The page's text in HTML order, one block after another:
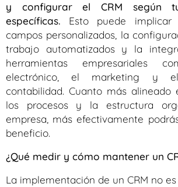
y configurar el CRM según
específicas. Esto puede
campos personalizados, la
trabajo automatizados y la
herramientas empresariales
electrónico, el marketing y
contabilidad. Cuanto más alineado
los procesos y la estructura
empresa, más efectivamente
beneficio.
¿Qué medir y cómo mantener un
La implementación de un CRM no